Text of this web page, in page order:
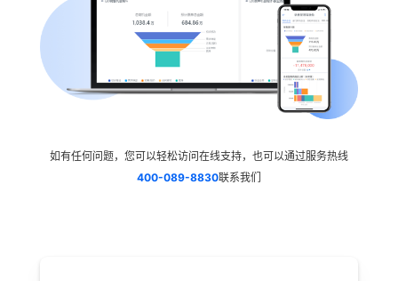
如有任何问题，您可以轻松访问在线支持，也可以通过服务热线
400-089-8830联系我们